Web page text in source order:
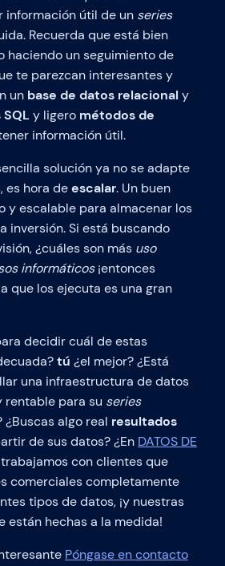
información útil de un series
Recuerda que está bien
haciendo un seguimiento de
te parezcan interesantes y
un base de datos relacional y
y ligero métodos de
información útil.
solución ya no se adapte
es hora deescalar. Un buen
y escalable para almacenar los
inversión. Si está buscando
¿cuáles son más uso
informáticos¡entonces
que los ejecuta es una gran
decidir cuál de estas
tú ¿el mejor? ¿Está
una infraestructura de datos
rentable para su series
algo real resultados
de sus datos? ¿En DATOS DE
con clientes que
comerciales completamente
tipos de datos, ¡y nuestras
están hechas a la medida!
Póngase en contacto